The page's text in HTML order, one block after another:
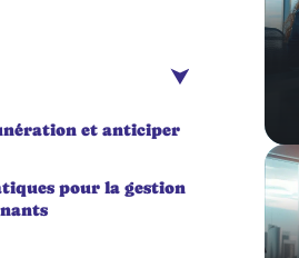
et anticiper
pour la gestion